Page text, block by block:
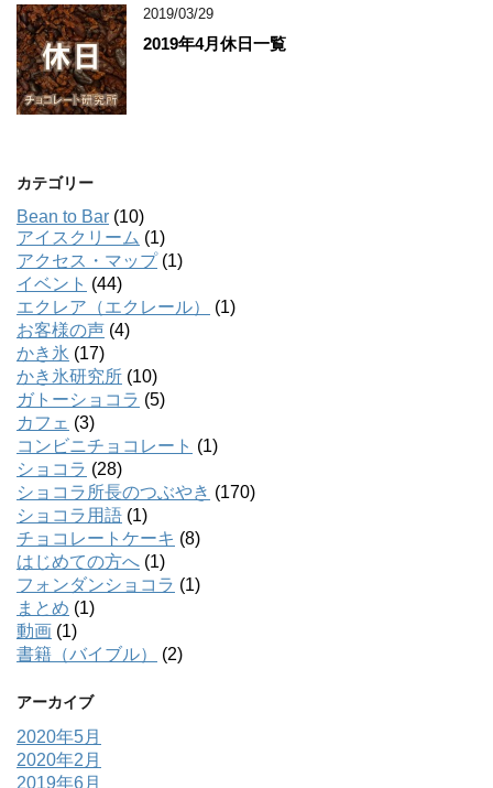
2019/03/29
2019年4月休日一覧
カテゴリー
Bean to Bar (10)
アイスクリーム (1)
アクセス・マップ(1)
イベント (44)
エクレア（エクレール）
(1)
お客様の声 (4)
かき氷 (17)
かき氷研究所 (10)
ガトーショコラ (5)
カフェ (3)
コンビニチョコレート (1)
ショコラ (28)
ショコラ所長のつぶやき (170)
ショコラ用語 (1)
チョコレートケーキ (8)
はじめての方へ (1)
フォンダンショコラ (1)
まとめ (1)
動画 (1)
書籍（バイブル）
(2)
アーカイブ
2020年5月
2020年2月
2019年6月